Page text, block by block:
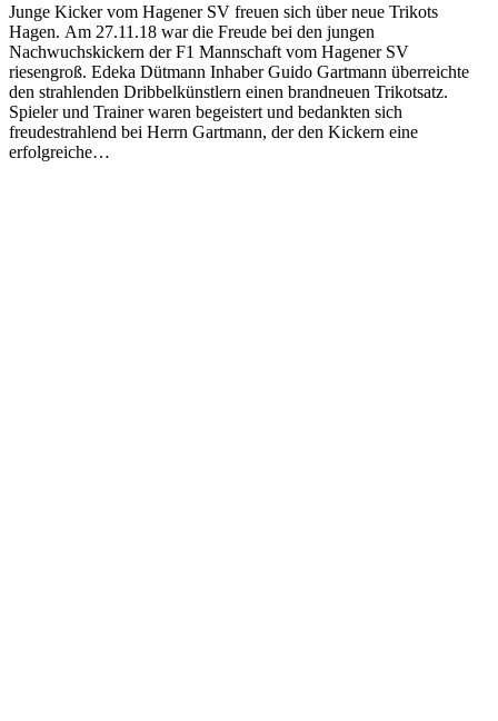
Junge Kicker vom Hagener SV freuen sich über neue Trikots
Hagen. Am 27.11.18 war die Freude bei den jungen
Nachwuchskickern der F1 Mannschaft vom Hagener SV
riesengroß. Edeka Dütmann Inhaber Guido Gartmann überreichte
den strahlenden Dribbelkünstlern einen brandneuen Trikotsatz.
Spieler und Trainer waren begeistert und bedankten sich
freudestrahlend bei Herrn Gartmann, der den Kickern eine
erfolgreiche…